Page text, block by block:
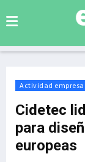
Actividad
Cidetec
para
europeas